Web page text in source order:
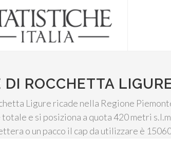
ROCCHETTA
Ligure ricade nella Regione
e si posiziona a quota 420 metri
o un pacco il cap da utilizzare è